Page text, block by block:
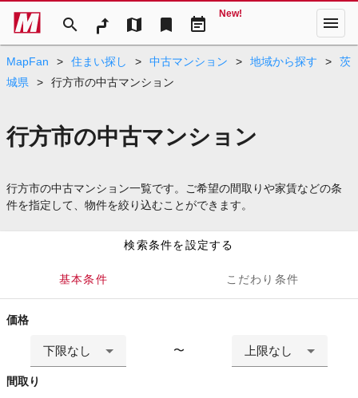
search map bookmark event_note
New! menu
MapFan > 住まい探し > 中古マンション > 地域から探す >
茨
城県
> 行方市の中古マンション
行方市の中古マンション
行方市の中古マンション一覧です。ご希望の間取りや家賃などの条
件を指定して、物件を絞り込むことができます。
検索条件を設定する
基本条件 こだわり条件
価格
下限なし 〜 上限なし
間取り